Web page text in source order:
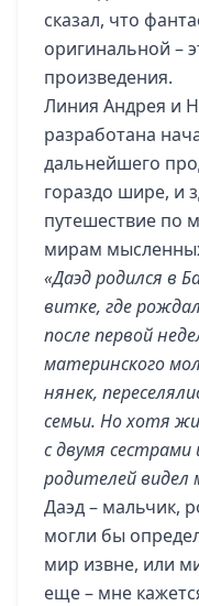
сказал, что
оригинальной –
произведения.
Линия Андрея и
разработана
дальнейшего
гораздо шире, и
путешествие по
мирам
«Даэд родился в
витке, где
после первой
материнского
нянек,
семьи. Но хотя
с двумя
родителей видел
Даэд – мальчик,
могли бы
мир извне, или
еще – мне